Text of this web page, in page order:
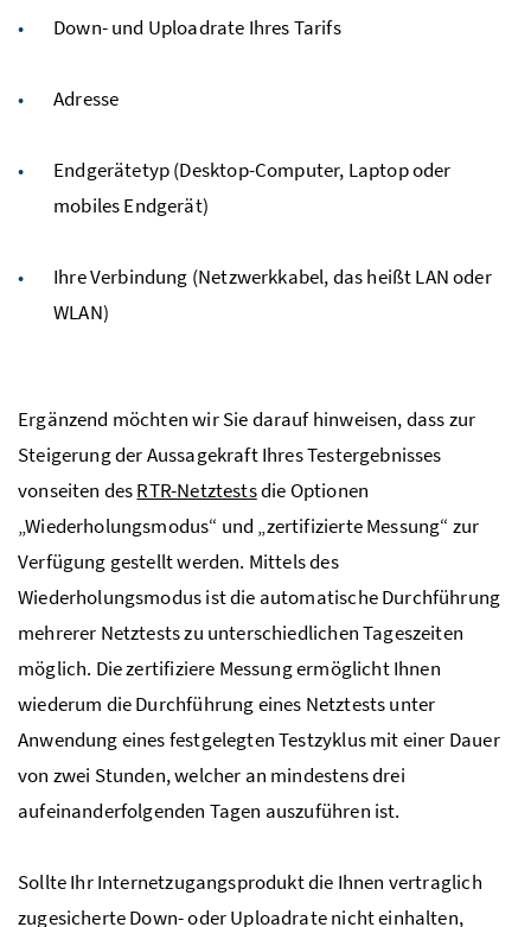
Down- und Uploadrate Ihres Tarifs
Adresse
Endgerätetyp (Desktop-Computer, Laptop oder
mobiles Endgerät)
Ihre Verbindung (Netzwerkkabel, das heißt LAN oder
WLAN)
Ergänzend möchten wir Sie darauf hinweisen, dass zur
Steigerung der Aussagekraft Ihres Testergebnisses
vonseiten desRTR-Netztestsdie Optionen
„Wiederholungsmodus“ und „zertifizierte Messung“ zur
Verfügung gestellt werden. Mittels des
Wiederholungsmodus ist die automatische Durchführung
mehrerer Netztests zu unterschiedlichen Tageszeiten
möglich. Die zertifiziere Messung ermöglicht Ihnen
wiederum die Durchführung eines Netztests unter
Anwendung eines festgelegten Testzyklus mit einer Dauer
von zwei Stunden, welcher an mindestens drei
aufeinanderfolgenden Tagen auszuführen ist.
Sollte Ihr Internetzugangsprodukt die Ihnen vertraglich
zugesicherte Down- oder Uploadrate nicht einhalten,